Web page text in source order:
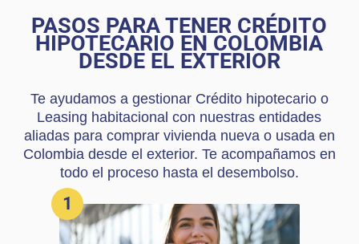
PASOS PARA TENER CRÉDITO
HIPOTECARIO EN COLOMBIA
DESDE EL EXTERIOR
Te ayudamos a gestionar Crédito hipotecario o
Leasing habitacional con nuestras entidades
aliadas para comprar vivienda nueva o usada en
Colombia desde el exterior. Te acompañamos en
todo el proceso hasta el desembolso.
1